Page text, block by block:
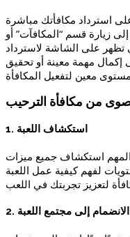
استرداد مكافأتك مباشرة
زيارة قسم “المكافآت” أو
تظهر على الشاشة لاسترداد
إكمال مهمة معينة أو تحقيق
من مكافأة الترحيب
1. استكشاف اللعبة
استكشاف جميع ميزات
لفهم كيفية عمل اللعبة
2. الانضمام إلى مجتمع اللعبة